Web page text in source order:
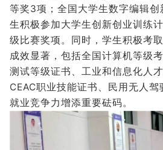
等奖3项；全国大学生数字编辑创
生积极参加大学生创新创业训练
级比赛奖项。同时，学生积极考
成效显著，包括全国计算机等级
测试等级证书、工业和信息化人
CEAC职业技能证书、民用无人
就业竞争力增添重要砝码。